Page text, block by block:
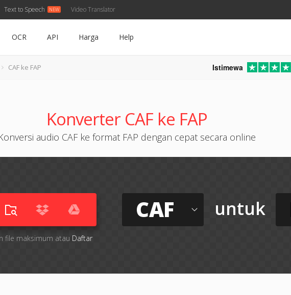
Text to Speech Video Translator
OCR API Harga Help
CAF ke FAP Istimewa
Konverter CAF ke FAP
audio CAF ke format FAP dengan cepat secara online
file maksimum atau Daftar
CAF untuk